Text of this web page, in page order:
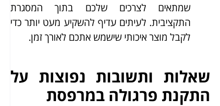
שמתאים לצרכים שלכם בתוך המסגרת
התקציבית. לעיתים עדיף להשקיע מעט יותר כדי
לקבל מוצר איכותי שישמש אתכם לאורך זמן.
שאלות ותשובות נפוצות על
התקנת פרגולה במרפסת